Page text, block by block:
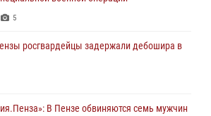
5
росгвардейцы задержали дебошира в
В Пензе обвиняются семь мужчин